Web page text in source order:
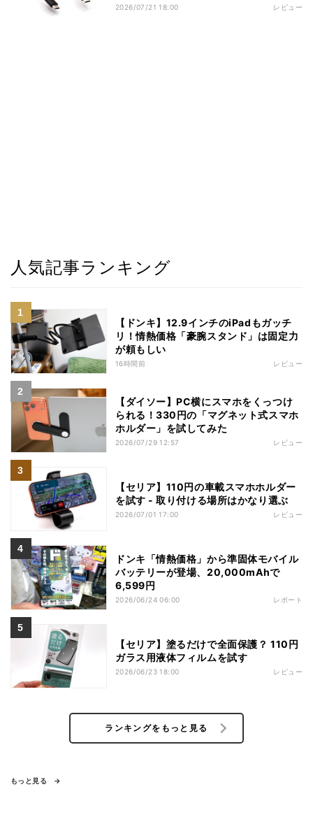
2026/07/21 18:00 レビュー
人気記事ランキング
【ドンキ】12.9インチのiPadもガッチ
リ！情熱価格「豪腕スタンド」は固定力
が頼もしい
16時間前 レビュー
【ダイソー】PC横にスマホをくっつけ
られる！330円の「マグネット式スマホ
ホルダー」を試してみた
2026/07/29 12:57 レビュー
【セリア】110円の車載スマホホルダー
を試す - 取り付ける場所はかなり選ぶ
2026/07/01 17:00 レビュー
ドンキ「情熱価格」から準固体モバイル
バッテリーが登場、20,000mAhで
6,599円
2026/06/24 06:00 レポート
【セリア】塗るだけで全面保護？ 110円
ガラス用液体フィルムを試す
2026/06/23 18:00 レビュー
ランキングをもっと見る
もっと見る